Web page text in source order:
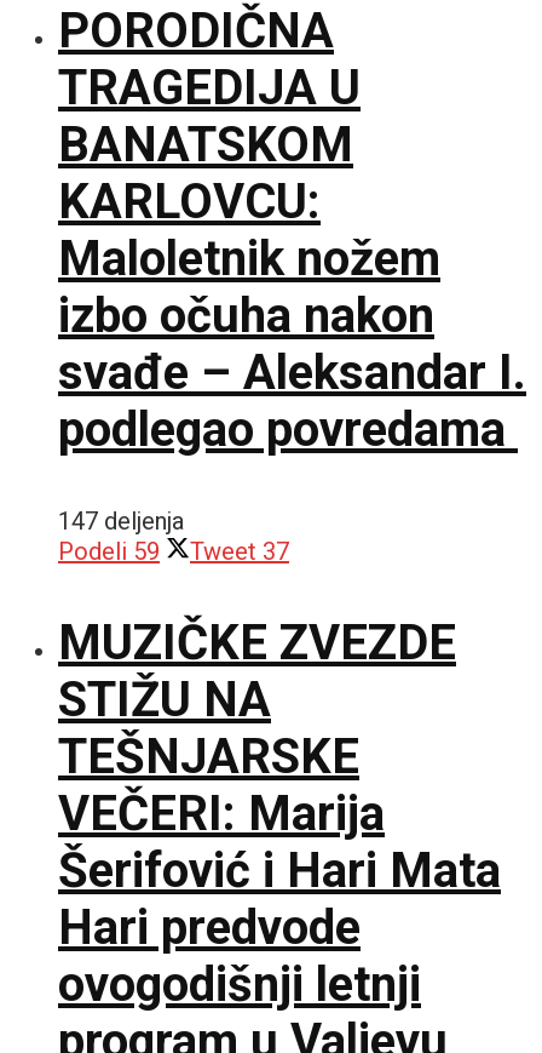
PORODIČNA
TRAGEDIJA U
BANATSKOM
KARLOVCU:
Maloletnik nožem
izbo očuha nakon
svađe – Aleksandar I.
podlegao povredama
147 deljenja
Podeli 59 Tweet 37
MUZIČKE ZVEZDE
STIŽU NA
TEŠNJARSKE
VEČERI: Marija
Šerifović i Hari Mata
Hari predvode
ovogodišnji letnji
program u Valjevu